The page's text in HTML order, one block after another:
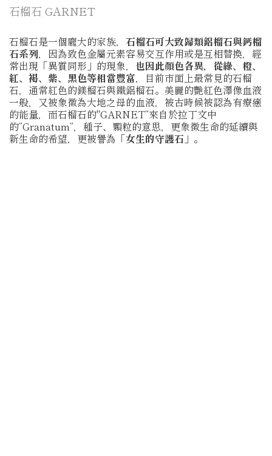
石榴石 GARNET
石榴石是一個龐大的家族， 石榴石可大致歸類鋁榴石與鈣榴
石系列，因為致色金屬元素容易交互作用或是互相替換，經
常出現「異質同形」的現象， 也因此顏色各異，從綠、橙、
紅、褐、紫、黑色等相當豐富，目前市面上最常見的石榴
石，通常紅色的鎂榴石與鐵鋁榴石。美麗的艷紅色澤像血液
一般，又被象徵為大地之母的血液，被古時候被認為有療癒
的能量，而石榴石的"GARNET”來自於拉丁文中
的”Granatum”，種子、顆粒的意思，更象徵生命的延續與
新生命的希望，更被譽為 「女生的守護石」 。